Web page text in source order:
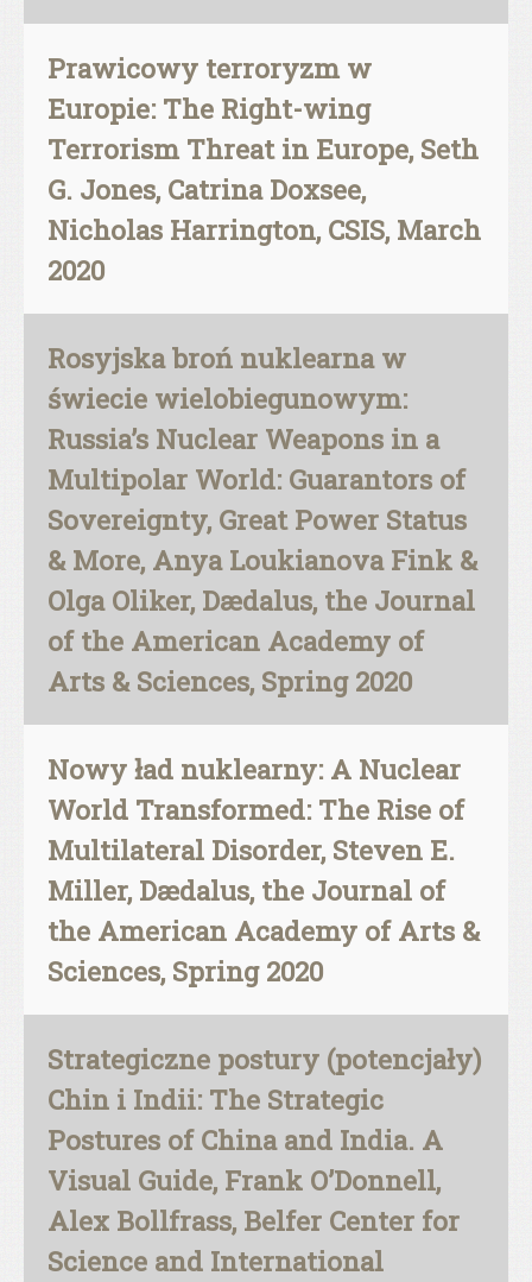
Prawicowy terroryzm w
Europie: The Right-wing
Terrorism Threat in Europe, Seth
G. Jones, Catrina Doxsee,
Nicholas Harrington, CSIS, March
2020
Rosyjska broń nuklearna w
świecie wielobiegunowym:
Russia’s Nuclear Weapons in a
Multipolar World: Guarantors of
Sovereignty, Great Power Status
& More, Anya Loukianova Fink &
Olga Oliker, Dædalus, the Journal
of the American Academy of
Arts & Sciences, Spring 2020
Nowy ład nuklearny: A Nuclear
World Transformed: The Rise of
Multilateral Disorder, Steven E.
Miller, Dædalus, the Journal of
the American Academy of Arts &
Sciences, Spring 2020
Strategiczne postury (potencjały)
Chin i Indii: The Strategic
Postures of China and India. A
Visual Guide, Frank O’Donnell,
Alex Bollfrass, Belfer Center for
Science and International